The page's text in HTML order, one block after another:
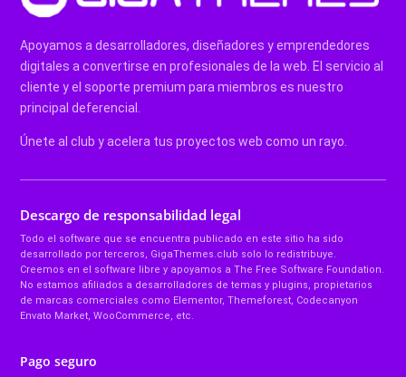
Apoyamos a desarrolladores, diseñadores y emprendedores
digitales a convertirse en profesionales de la web. El servicio al
cliente y el soporte premium para miembros es nuestro
principal deferencial.
Únete al club y acelera tus proyectos web como un rayo.
Descargo de responsabilidad legal
Todo el software que se encuentra publicado en este sitio ha sido
desarrollado por terceros, GigaThemes.club solo lo redistribuye.
Creemos en el software libre y apoyamos a The Free Software Foundation.
No estamos afiliados a desarrolladores de temas y plugins, propietarios
de marcas comerciales como Elementor, Themeforest, Codecanyon
Envato Market, WooCommerce, etc.
Pago seguro